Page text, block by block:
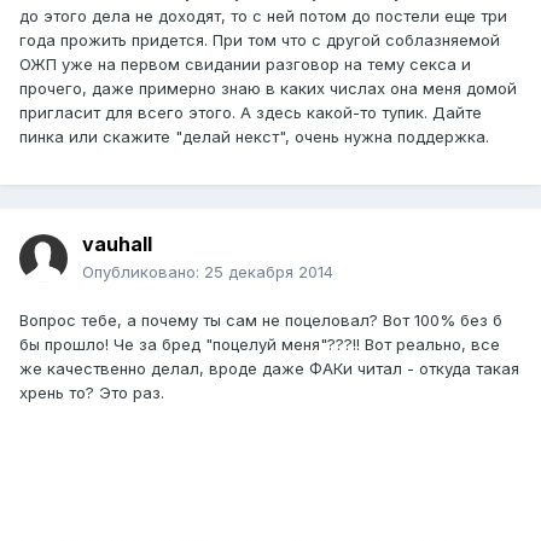
до этого дела не доходят, то с ней потом до постели еще три
года прожить придется. При том что с другой соблазняемой
ОЖП уже на первом свидании разговор на тему секса и
прочего, даже примерно знаю в каких числах она меня домой
пригласит для всего этого. А здесь какой-то тупик. Дайте
пинка или скажите "делай некст", очень нужна поддержка.
vauhall
Опубликовано: 25 декабря 2014
Вопрос тебе, а почему ты сам не поцеловал? Вот 100% без б
бы прошло! Че за бред "поцелуй меня"???!! Вот реально, все
же качественно делал, вроде даже ФАКи читал - откуда такая
хрень то? Это раз.